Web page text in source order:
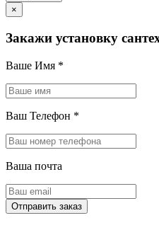
×
Закажи установку
Ваше Имя *
Ваш Телефон *
Ваша почта